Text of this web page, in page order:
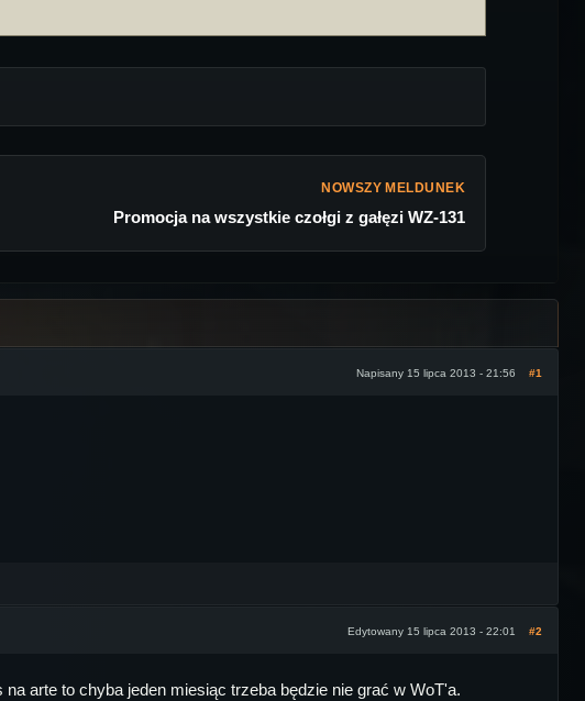
NOWSZY MELDUNEK
Promocja na wszystkie czołgi z gałęzi WZ-131
Napisany 15 lipca 2013 - 21:56 #1
Edytowany 15 lipca 2013 - 22:01 #2
arte to chyba jeden miesiąc trzeba będzie nie grać w WoT'a.